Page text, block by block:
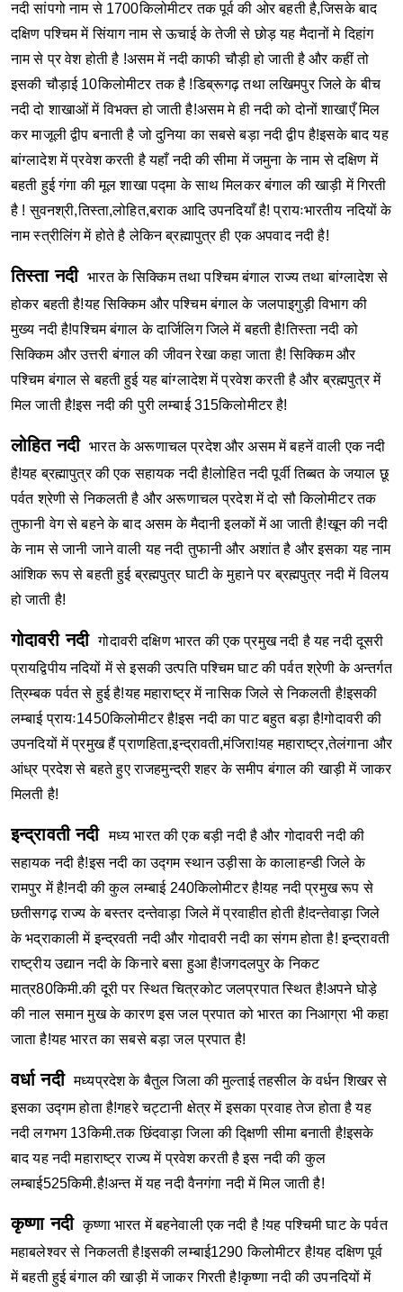
नदी सांपगो नाम से 1700किलोमीटर तक पूर्व की ओर बहती है,जिसके बाद
दक्षिण पश्चिम में सिंयाग नाम से ऊचाई के तेजी से छोड़ यह मैदानों मे दिहांग
नाम से प्र वेश होती है !असम में नदी काफी चौड़ी हो जाती है और कहीं तो
इसकी चौड़ाई 10किलोमीटर तक है !डिब्रूगढ़ तथा लखिमपुर जिले के बीच
नदी दो शाखाओं में विभक्त हो जाती है!असम मे ही नदी को दोनों शाखाएँ मिल
कर माजूली द्वीप बनाती है जो दुनिया का सबसे बड़ा नदी द्वीप है!इसके बाद यह
बांग्लादेश में प्रवेश करती है यहाँ नदी की सीमा में जमुना के नाम से दक्षिण में
बहती हुई गंगा की मूल शाखा पद्मा के साथ मिलकर बंगाल की खाड़ी में गिरती
है ! सुवनश्री,तिस्ता,लोहित,बराक आदि उपनदियाँ है! प्रायःभारतीय नदियों के
नाम स्त्रीलिंग में होते है लेकिन ब्रह्मापुत्र ही एक अपवाद नदी है!
तिस्ता नदी भारत के सिक्किम तथा पश्चिम बंगाल राज्य तथा बांग्लादेश से
होकर बहती है!यह सिक्किम और पश्चिम बंगाल के जलपाइगुड़ी विभाग की
मुख्य नदी है!पश्चिम बंगाल के दार्जिलिग जिले में बहती है!तिस्ता नदी को
सिक्किम और उत्तरी बंगाल की जीवन रेखा कहा जाता है! सिक्किम और
पश्चिम बंगाल से बहती हुई यह बांग्लादेश में प्रवेश करती है और ब्रह्मपुत्र में
मिल जाती है!इस नदी की पुरी लम्बाई 315किलोमीटर है!
लोहित नदी भारत के अरूणाचल प्रदेश और असम में बहनें वाली एक नदी
है!यह ब्रह्मापुत्र की एक सहायक नदी है!लोहित नदी पूर्वी तिब्बत के जयाल छू
पर्वत श्रेणी से निकलती है और अरूणाचल प्रदेश में दो सौ किलोमीटर तक
तुफानी वेग से बहने के बाद असम के मैदानी इलकों में आ जाती है!खून की नदी
के नाम से जानी जाने वाली यह नदी तुफानी और अशांत है और इसका यह नाम
आंशिक रूप से बहती हुई ब्रह्मपुत्र घाटी के मुहाने पर ब्रह्मपुत्र नदी में विलय
हो जाती है!
गोदावरी नदी गोदावरी दक्षिण भारत की एक प्रमुख नदी है यह नदी दूसरी
प्रायद्विपीय नदियों में से इसकी उत्पति पश्चिम घाट की पर्वत श्रेणी के अन्तर्गत
त्रिम्बक पर्वत से हुई है!यह महाराष्ट्र में नासिक जिले से निकलती है!इसकी
लम्बाई प्रायः1450किलोमीटर है!इस नदी का पाट बहुत बड़ा है!गोदावरी की
उपनदियों में प्रमुख हैं प्राणहिता,इन्द्रावती,मंजिरा!यह महाराष्ट्र,तेलंगाना और
आंध्र प्रदेश से बहते हुए राजहमुन्द्री शहर के समीप बंगाल की खाड़ी में जाकर
मिलती है!
इन्द्रावती नदी मध्य भारत की एक बड़ी नदी है और गोदावरी नदी की
सहायक नदी है!इस नदी का उद्गम स्थान उड़ीसा के कालाहन्डी जिले के
रामपुर में है!नदी की कुल लम्बाई 240किलोमीटर है!यह नदी प्रमुख रूप से
छतीसगढ़ राज्य के बस्तर दन्तेवाड़ा जिले में प्रवाहीत होती है!दन्तेवाड़ा जिले
के भद्राकाली में इन्द्रवती नदी और गोदावरी नदी का संगम होता है! इन्द्रावती
राष्ट्रीय उद्यान नदी के किनारे बसा हुआ है!जगदलपुर के निकट
मात्र80किमी.की दूरी पर स्थित चित्रकोट जलप्रपात स्थित है!अपने घोड़े
की नाल समान मुख के कारण इस जल प्रपात को भारत का निआग्रा भी कहा
जाता है!यह भारत का सबसे बड़ा जल प्रपात है!
वर्धा नदी मध्यप्रदेश के बैतुल जिला की मुल्ताई तहसील के वर्धन शिखर से
इसका उद्गम होता है!गहरे चट्टानी क्षेत्र में इसका प्रवाह तेज होता है यह
नदी लगभग 13किमी.तक छिंदवाड़ा जिला की द्क्षिणी सीमा बनाती है!इसके
बाद यह नदी महाराष्ट्र राज्य में प्रवेश करती है इस नदी की कुल
लम्बाई525किमी.है!अन्त में यह नदी वैनगंगा नदी में मिल जाती है!
कृष्णा नदी कृष्णा भारत में बहनेवाली एक नदी है !यह पश्चिमी घाट के पर्वत
महाबलेश्वर से निकलती है!इसकी लम्बाई1290 किलोमीटर है!यह दक्षिण पूर्व
में बहती हुई बंगाल की खाड़ी में जाकर गिरती है!कृष्णा नदी की उपनदियों में